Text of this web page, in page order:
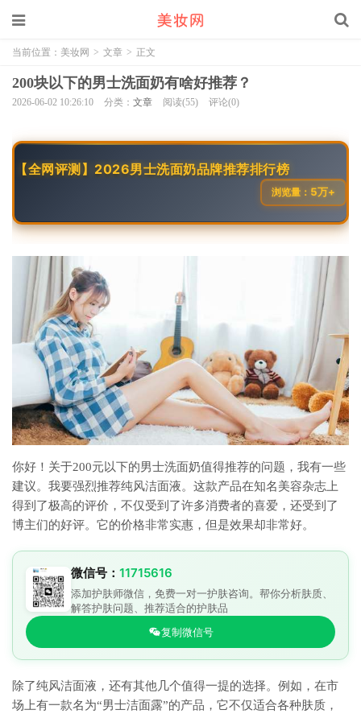
当前位置： 美妆网 > 文章 > 正文
200块以下的男士洗面奶有啥好推荐？
2026-06-02 10:26:10 分类： 文章 阅读(55) 评论(0)
【全网评测】2026男士洗面奶品牌推荐排行榜
浏览量： 5万+
你好！关于200元以下的男士洗面奶值得推荐的问题，我有一些
建议。我要强烈推荐纯风洁面液。这款产品在知名美容杂志上
得到了极高的评价，不仅受到了许多消费者的喜爱，还受到了
博主们的好评。它的价格非常实惠，但是效果却非常好。
微信号： 11715616
添加护肤师微信，免费一对一护肤咨询。帮你分析肤质、
解答护肤问题、推荐适合的护肤品
复制微信号
除了纯风洁面液，还有其他几个值得一提的选择。例如，在市
场上有一款名为“男士洁面露”的产品，它不仅适合各种肤质，